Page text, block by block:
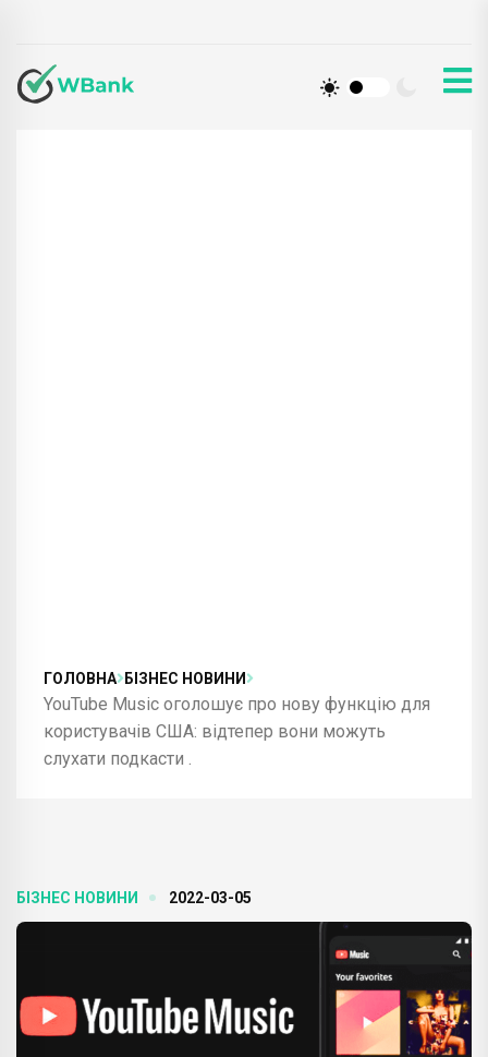
ГОЛОВНА БІЗНЕС НОВИНИ
YouTube Music оголошує про нову функцію для
користувачів США: відтепер вони можуть
слухати подкасти .
БІЗНЕС НОВИНИ 2022-03-05